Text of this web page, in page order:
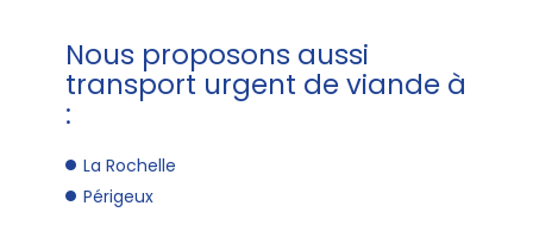
Nous proposons aussi
transport urgent de viande à
:
La Rochelle
Périgeux